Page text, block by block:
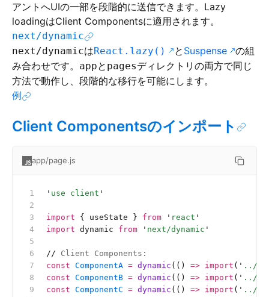
アントへUIの一部を段階的に送信できます。Lazy
loadingはClient Componentsに適用されます。
next/dynamic
next/dynamicはReact.lazy() と Suspense
の組
み合わせです。 appと pagesディレクトリの両方で同じ
方法で動作し、段階的な移行を可能にします。
例
Client Componentsのインポート
app/page.js
' use client '
import { useState } from ' react '
import dynamic from ' next/dynamic '
// Client Components:
const ComponentA = dynamic (() => import ( ' ../
const ComponentB = dynamic (() => import ( ' ../
const ComponentC = dynamic (() => import ( ' ../